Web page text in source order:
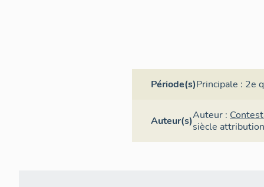
Période(s)Principale : 2e
Auteur(s)Auteur :
siècle